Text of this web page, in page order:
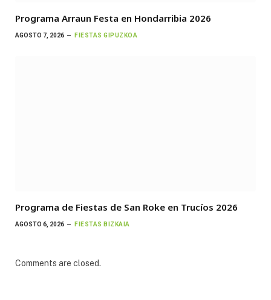
Programa Arraun Festa en Hondarribia 2026
AGOSTO 7, 2026 FIESTAS GIPUZKOA
Programa de Fiestas de San Roke en Trucíos 2026
AGOSTO 6, 2026 FIESTAS BIZKAIA
Comments are closed.